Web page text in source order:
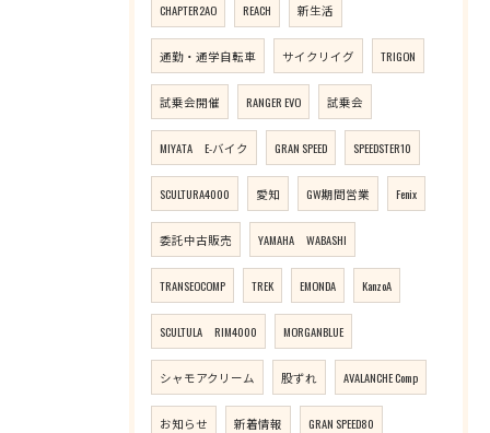
CHAPTER2AO REACH 新生活
通勤・通学自転車 サイクリイグ TRIGON
試乗会開催 RANGER EVO 試乗会
MIYATA E-バイク GRAN SPEED SPEEDSTER10
SCULTURA4000 愛知 GW期間営業 Fenix
委託中古販売 YAMAHA WABASHI
TRANSEOCOMP TREK EMONDA KanzoA
SCULTULA RIM4000 MORGANBLUE
シャモアクリーム 股ずれ AVALANCHE Comp
お知らせ 新着情報 GRAN SPEED80